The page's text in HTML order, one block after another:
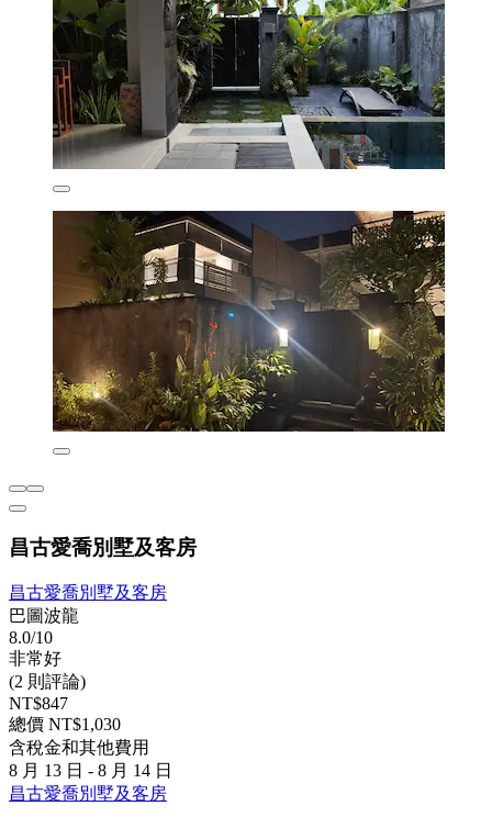
昌古愛喬別墅及客房
昌古愛喬別墅及客房
巴圖波龍
8.0/10
非常好
(2 則評論)
NT$847
總價 NT$1,030
含稅金和其他費用
8 月 13 日 - 8 月 14 日
昌古愛喬別墅及客房